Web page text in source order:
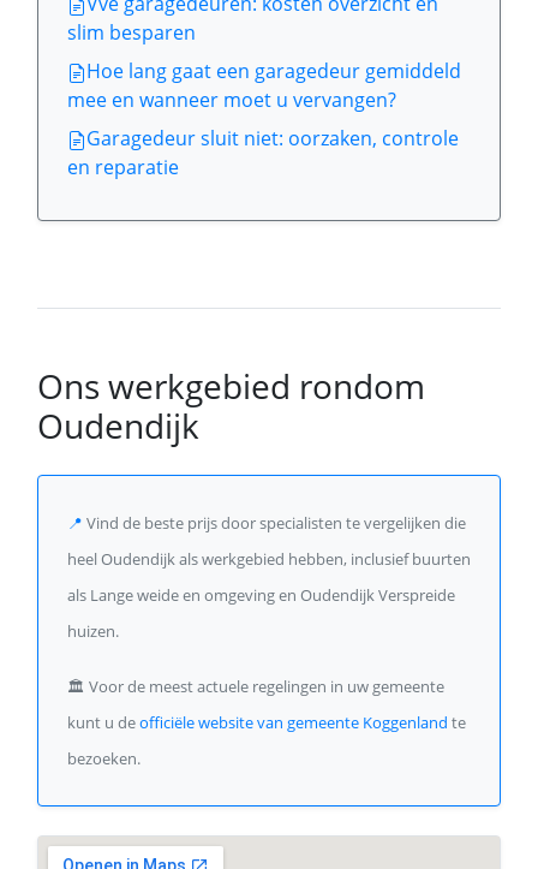
slim besparen
Hoe lang gaat een garagedeur gemiddeld
mee en wanneer moet u vervangen?
Garagedeur sluit niet: oorzaken, controle
en reparatie
Ons werkgebied rondom
Oudendijk
📍 Vind de beste prijs door specialisten te vergelijken die
heel Oudendijk als werkgebied hebben, inclusief buurten
als Lange weide en omgeving en Oudendijk Verspreide
huizen.
🏛️ Voor de meest actuele regelingen in uw gemeente
kunt u deofficiële website van gemeente Koggenland te
bezoeken.